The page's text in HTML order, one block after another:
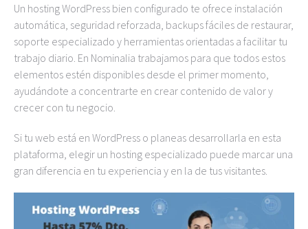
Un hosting WordPress bien configurado te ofrece instalación
automática, seguridad reforzada, backups fáciles de restaurar,
soporte especializado y herramientas orientadas a facilitar tu
trabajo diario. En Nominalia trabajamos para que todos estos
elementos estén disponibles desde el primer momento,
ayudándote a concentrarte en crear contenido de valor y
crecer con tu negocio.
Si tu web está en WordPress o planeas desarrollarla en esta
plataforma, elegir un hosting especializado puede marcar una
gran diferencia en tu experiencia y en la de tus visitantes.